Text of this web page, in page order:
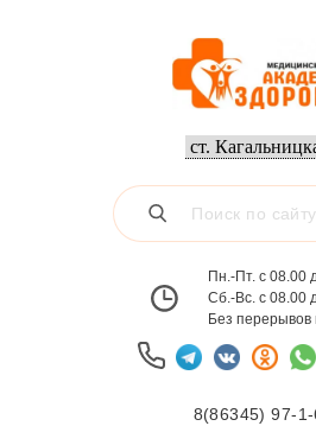
Пн.-Пт. с 08.00
Сб.-Вс. с 08.00
Без
8(86345) 97-1-